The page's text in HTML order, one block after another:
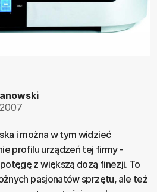
i można w tym widzieć
profilu urządzeń tej firmy -
z większą dozą finezji. To
pasjonatów sprzętu, ale też